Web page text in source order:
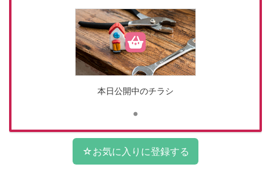
本日公開中のチラシ